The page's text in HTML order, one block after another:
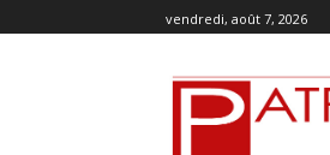
vendredi, août 7, 2026